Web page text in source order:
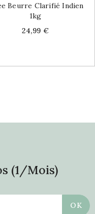
Beurre Clarifié Indien
1kg
Price
24,99 €
(1/mois)